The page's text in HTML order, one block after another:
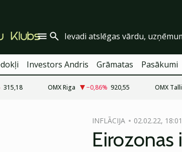
Investors Andris Grāmatas Pasākumi
315,18 OMX Riga −0,86% 920,55 OMX
INFLĀCIJA 02.02.22, 18:01
Eirozonas